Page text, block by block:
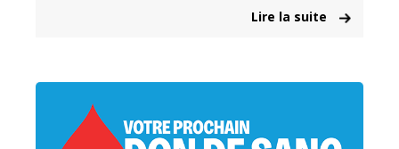
Lire la suite